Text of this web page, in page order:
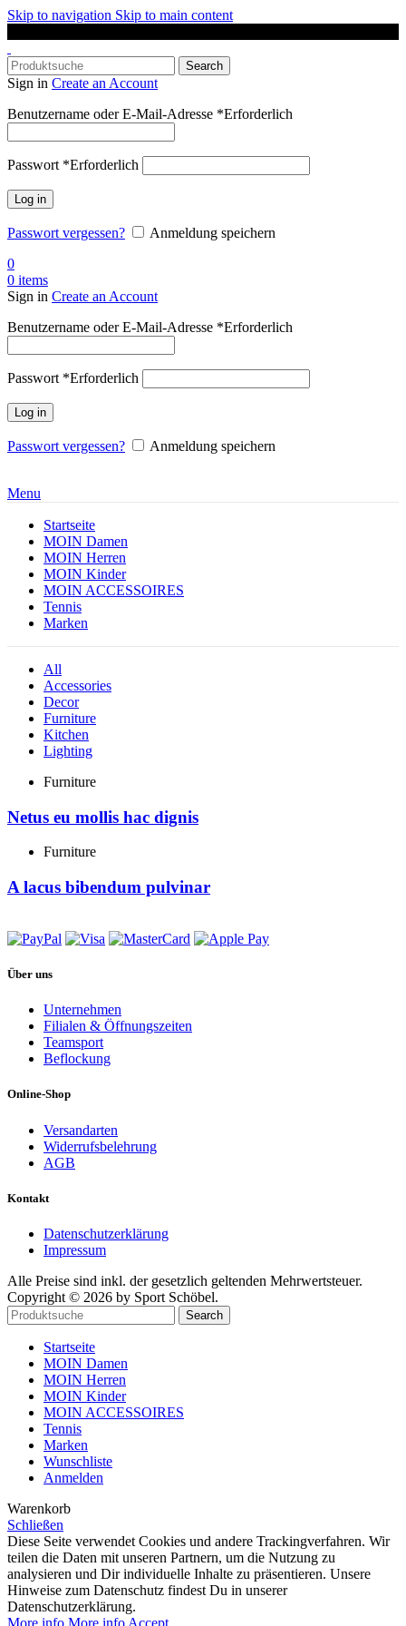
Skip to navigation Skip to main content
Search
Sign in Create an Account
Benutzername oder E-Mail-Adresse *Erforderlich
Passwort *Erforderlich
Log in
Passwort vergessen?
Anmeldung speichern
0
0 items
Sign in Create an Account
Benutzername oder E-Mail-Adresse *Erforderlich
Passwort *Erforderlich
Log in
Passwort vergessen? Anmeldung speichern
Menu
Startseite
MOIN Damen
MOIN Herren
MOIN Kinder
MOIN ACCESSOIRES
Tennis
Marken
All
Accessories
Decor
Furniture
Kitchen
Lighting
Furniture
Netus eu mollis hac dignis
Furniture
A lacus bibendum pulvinar
Über uns
Unternehmen
Filialen & Öffnungszeiten
Teamsport
Beflockung
Online-Shop
Versandarten
Widerrufsbelehrung
AGB
Kontakt
Datenschutzerklärung
Impressum
Alle Preise sind inkl. der gesetzlich geltenden Mehrwertsteuer.
Copyright © 2026 by Sport Schöbel.
Search
Startseite
MOIN Damen
MOIN Herren
MOIN Kinder
MOIN ACCESSOIRES
Tennis
Marken
Wunschliste
Anmelden
Warenkorb
Schließen
Diese Seite verwendet Cookies und andere Trackingverfahren. Wir
teilen die Daten mit unseren Partnern, um die Nutzung zu
analysieren und Dir individuelle Inhalte zu präsentieren. Unsere
Hinweise zum Datenschutz findest Du in unserer
Datenschutzerklärung.
More info More info Accept